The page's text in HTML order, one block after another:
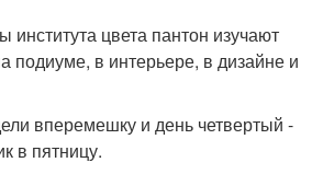
института цвета пантон изучают
подиуме, в интерьере, в дизайне и
вперемешку и день четвертый -
в пятницу.